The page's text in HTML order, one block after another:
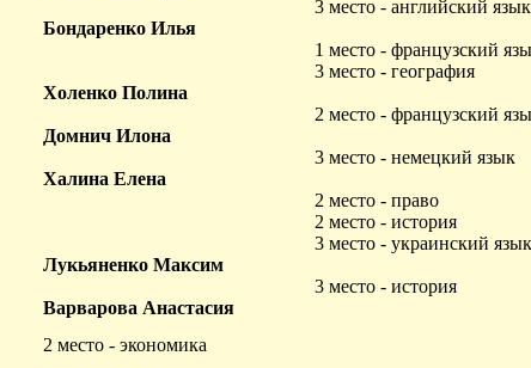
3 место - английский язык
Бондаренко Илья
1 место - французский
3 место - география
Холенко Полина
2 место - французский
Домнич Илона
3 место - немецкий язык
Халина Елена
2 место - право
2 место - история
3 место - украинский язык
Лукьяненко Максим
3 место - история
Варварова Анастасия
2 место - экономика